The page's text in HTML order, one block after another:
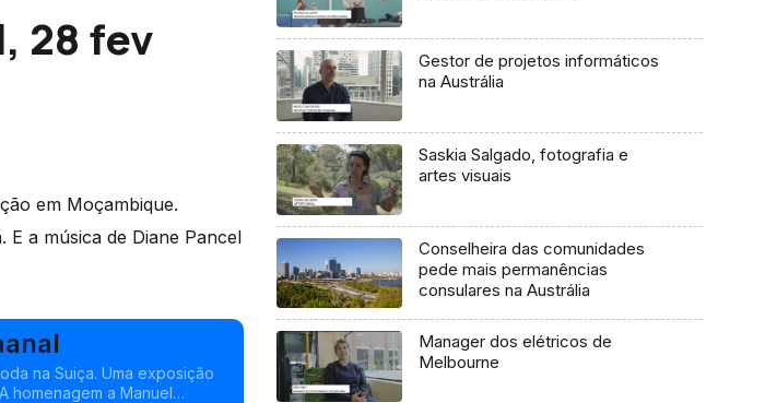
28 fev
em Moçambique.
E a música de Diane Pancel
na Suiça. Uma exposição
homenagem a Manuel
Gestor de projetos informáticos
na Austrália
Saskia Salgado, fotografia e
artes visuais
Conselheira das comunidades
pede mais permanências
consulares na Austrália
Manager dos elétricos de
Melbourne